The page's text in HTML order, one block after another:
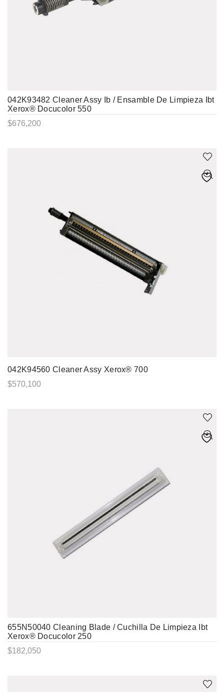
042K93482 Cleaner Assy Ib / Ensamble De Limpieza Ibt
Xerox® Docucolor 550
$676,200
042K94560 Cleaner Assy Xerox® 700
$570,100
655N50040 Cleaning Blade / Cuchilla De Limpieza Ibt
Xerox® Docucolor 250
$182,050